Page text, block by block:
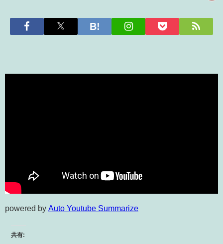
powered by Auto Youtube Summarize
共有: